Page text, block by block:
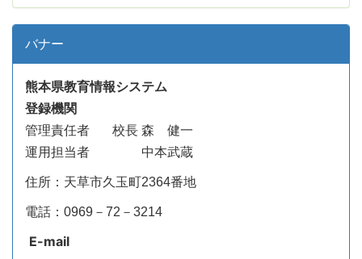
バナー
熊本県教育情報システム
登録機関
管理責任者 校長 森 健一
運用担当者 中本武蔵
住所：天草市久玉町2364番地
電話：0969－72－3214
E-mail